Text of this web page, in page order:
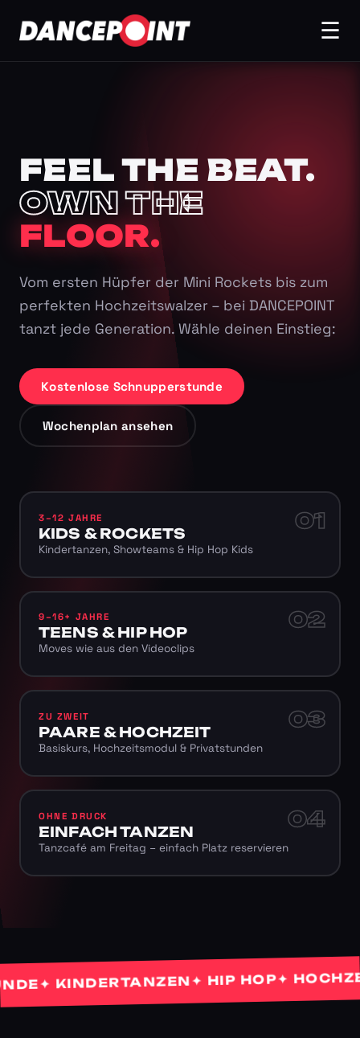
☰
FEEL THE BEAT.
OWN THE
FLOOR.
Vom ersten Hüpfer der Mini Rockets bis zum
perfekten Hochzeitswalzer – bei DANCEPOINT
tanzt jede Generation. Wähle deinen Einstieg:
Kostenlose Schnupperstunde
Wochenplan ansehen
01
3–12 JAHRE
KIDS & ROCKETS
Kindertanzen, Showteams & Hip Hop Kids
02
9–16+ JAHRE
TEENS & HIP HOP
Moves wie aus den Videoclips
03
ZU ZWEIT
PAARE & HOCHZEIT
Basiskurs, Hochzeitsmodul & Privatstunden
04
OHNE DRUCK
EINFACH TANZEN
Tanzcafé am Freitag – einfach Platz reservieren
✦ KINDERTANZEN✦ HIP HOP ✦